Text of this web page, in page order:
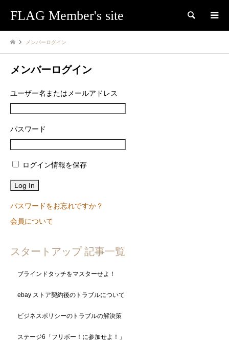
FLAG Member's site 検索
メンバーログイン
メンバーログイン
ユーザー名またはメールアドレス
パスワード
ログイン情報を保存
パスワードをお忘れですか？
会員について
スタートアップ 記事一覧
ブラインドタッチをマスターせよ！
ebay ストア契約後のトラブルについて
ビジネスポリシーのトラブルの解決策
ステージ6「フリボー！に参加せよ！」